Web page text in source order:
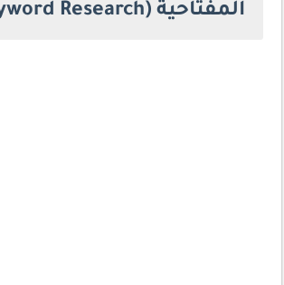
المفتاحية (Keyword Research)